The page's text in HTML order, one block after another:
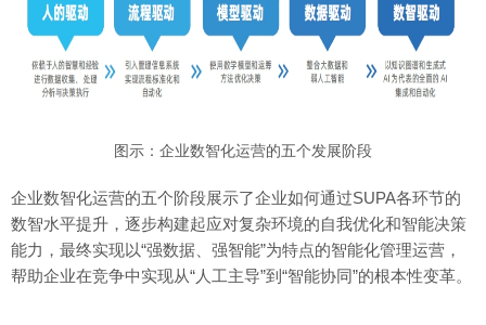
图示：企业数智化运营的五个发展阶段
企业数智化运营的五个阶段展示了企业如何通过SUPA各环节的
数智水平提升，逐步构建起应对复杂环境的自我优化和智能决策
能力，最终实现以“强数据、强智能”为特点的智能化管理运营，
帮助企业在竞争中实现从“人工主导”到“智能协同”的根本性变革。